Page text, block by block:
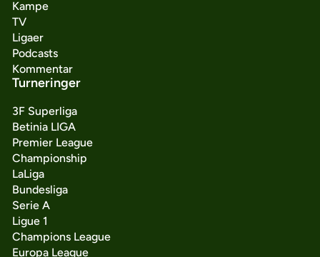
Kampe
TV
Ligaer
Podcasts
Kommentar
Turneringer
3F Superliga
Betinia LIGA
Premier League
Championship
LaLiga
Bundesliga
Serie A
Ligue 1
Champions League
Europa League